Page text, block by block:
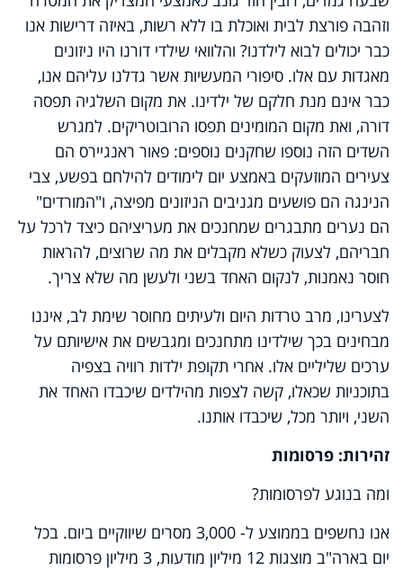
וזהבה פורצת לבית ואוכלת בו ללא רשות, באיזה דרישות אנו
כבר יכולים לבוא לילדנו? והלוואי שילדי דורנו היו ניזונים
מאגדות עם אלו. סיפורי המעשיות אשר גדלנו עליהם אנו,
כבר אינם מנת חלקם של ילדינו. את מקום השלגיה תפסה
דורה, ואת מקום המומינים תפסו הרובוטריקים. למגרש
השדים הזה נוספו שחקנים נוספים: פאור ראנגיירס הם
צעירים המוזעקים באמצע יום לימודים להילחם בפשע, צבי
הנינגה הם פושעים מגניבים הניזונים מפיצה, ו"המורדים"
הם נערים מתבגרים שמחנכים את מעריציהם כיצד לרכל על
חבריהם, לצעוק כשלא מקבלים את מה שרוצים, להראות
חוסר נאמנות, לנקום האחד בשני ולעשן מה שלא צריך.
לצערינו, מרב טרדות היום ולעיתים מחוסר שימת לב, איננו
מבחינים בכך שילדינו מתחנכים ומגבשים את אישיותם על
ערכים שליליים אלו. אחרי תקופת ילדות רוויה בצפיה
בתוכניות שכאלו, קשה לצפות מהילדים שיכבדו האחד את
השני, ויותר מכל, שיכבדו אותנו.
זהירות: פרסומות
ומה בנוגע לפרסומות?
אנו נחשפים בממוצע ל- 3,000 מסרים שיווקיים ביום. בכל
יום בארה"ב מוצגות 12 מיליון מודעות, 3 מיליון פרסומות